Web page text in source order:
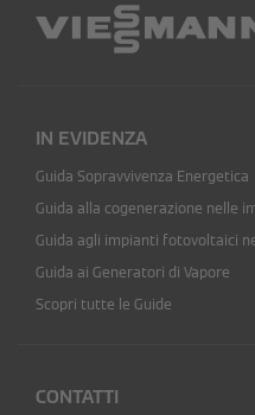
IN EVIDENZA
Guida Sopravvivenza Energetica
Guida alla cogenerazione nelle
Guida agli impianti fotovoltaici
Guida ai Generatori di Vapore
Scopri tutte le Guide
CONTATTI